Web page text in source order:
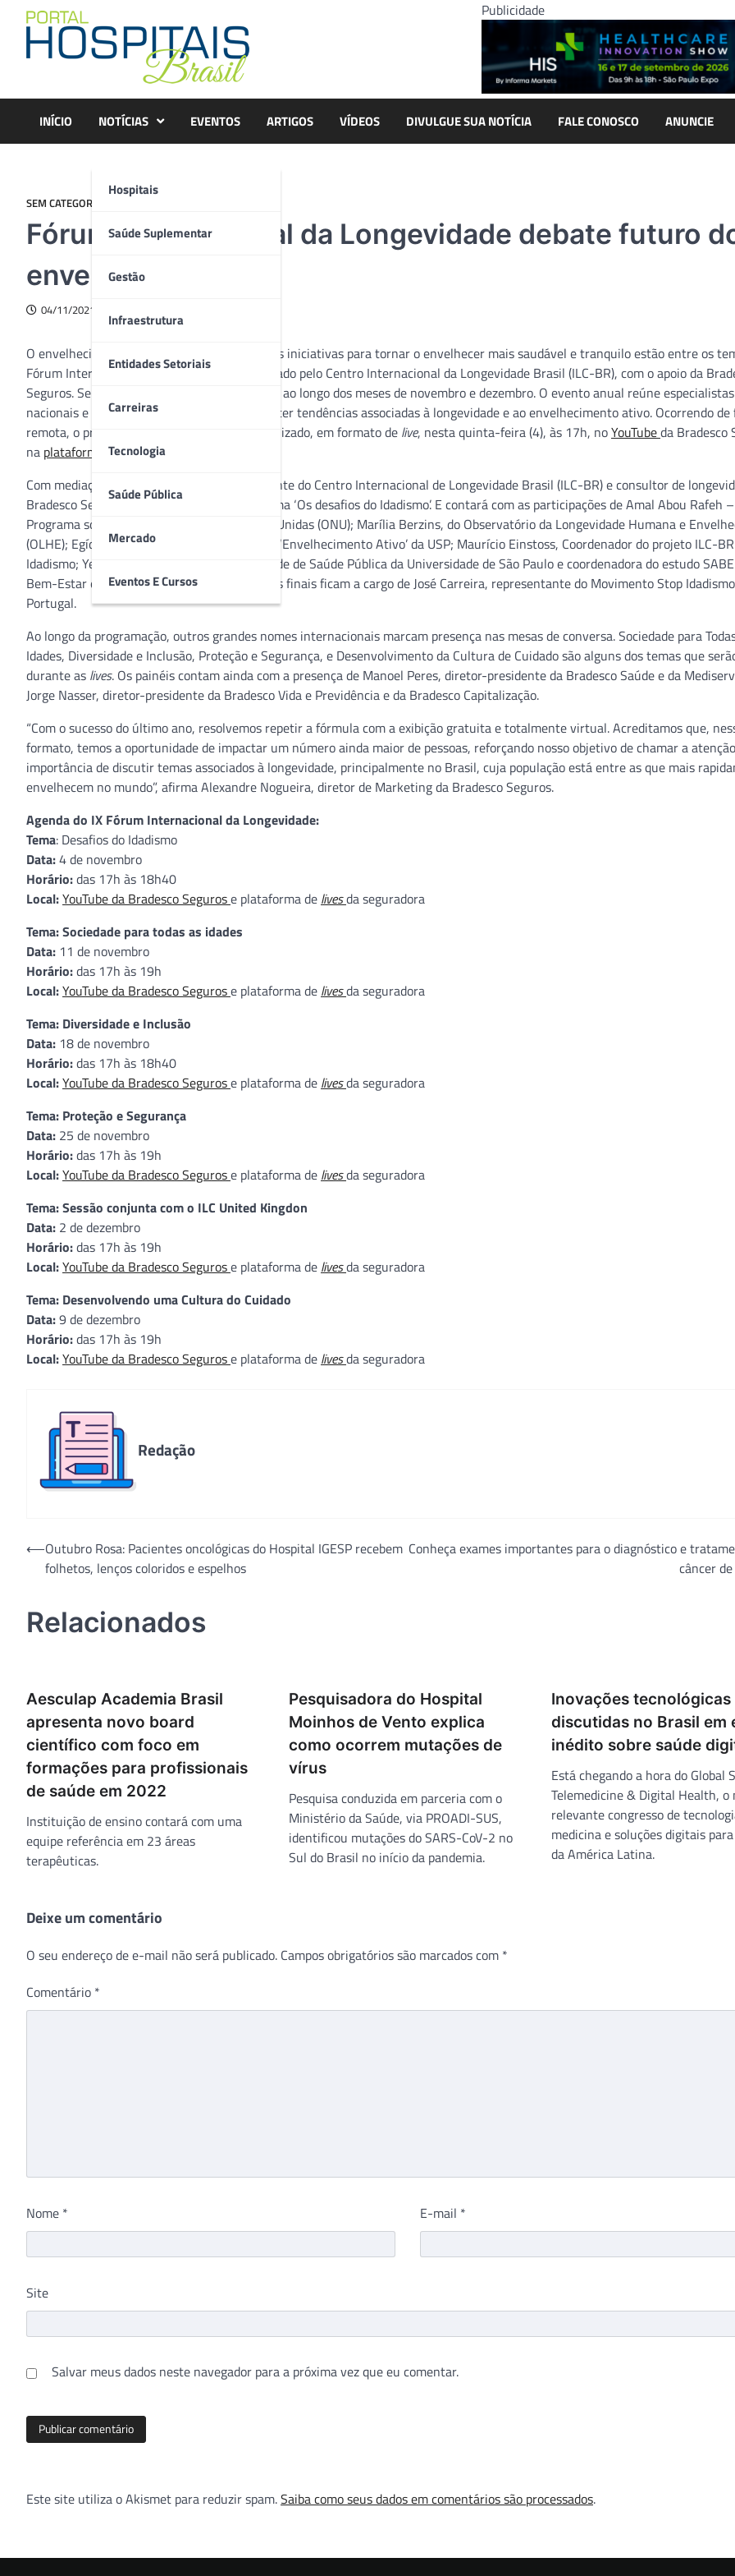
content
Publicidade
INÍCIO NOTÍCIAS
Hospitais
Saúde Suplementar
Gestão
Infraestrutura
Entidades Setoriais
Carreiras
Tecnologia
Saúde Pública
Mercado
Eventos E Cursos
EVENTOS ARTIGOS VÍDEOS DIVULGUE SUA NOTÍCIA FALE CONOSCO ANUNCIE
SEM CATEGORIA
Fórum Internacional da Longevidade debate futuro
envelhecimento
04/11/2021
O envelhecimento da população brasileira e as iniciativas para tornar o envelhecer mais saudável e tranquilo estão entre os
Fórum Internacional da Longevidade, organizado pelo Centro Internacional da Longevidade Brasil (ILC-BR), com o apoio da
Seguros. Serão seis módulos, um por semana, ao longo dos meses de novembro e dezembro. O evento anual reúne especialistas
nacionais e internacionais do setor para debater tendências associadas à longevidade e ao envelhecimento ativo. Ocorrendo
remota, o primeiro módulo do Fórum será realizado, em formato de live, nesta quinta-feira (4), às 17h, noYouTubeda Bradesco
na plataforma delivesda seguradora.
Com mediação de Alexandre Kalache, presidente do Centro Internacional de Longevidade Brasil (ILC-BR) e consultor de
Bradesco Seguros, o evento estreia com o tema ‘Os desafios do Idadismo’. E contará com as participações de Amal Abou Rafeh
Programa sobre Envelhecimento das Nações Unidas (ONU); Marília Berzins, do Observatório da Longevidade Humana e
(OLHE); Egídio Dórea, coordenador do projeto ‘Envelhecimento Ativo’ da USP; Maurício Einstoss, Coordenador do projeto ILC-
Idadismo; Yeda Duarte, professora da Faculdade de Saúde Pública da Universidade de São Paulo e coordenadora do estudo
Bem-Estar e Envelhecimento. Os comentários finais ficam a cargo de José Carreira, representante do Movimento Stop
Portugal.
Ao longo da programação, outros grandes nomes internacionais marcam presença nas mesas de conversa. Sociedade para
Idades, Diversidade e Inclusão, Proteção e Segurança, e Desenvolvimento da Cultura de Cuidado são alguns dos temas que
durante as lives. Os painéis contam ainda com a presença de Manoel Peres, diretor-presidente da Bradesco Saúde e da
Jorge Nasser, diretor-presidente da Bradesco Vida e Previdência e da Bradesco Capitalização.
“Com o sucesso do último ano, resolvemos repetir a fórmula com a exibição gratuita e totalmente virtual. Acreditamos que,
formato, temos a oportunidade de impactar um número ainda maior de pessoas, reforçando nosso objetivo de chamar a
importância de discutir temas associados à longevidade, principalmente no Brasil, cuja população está entre as que mais
envelhecem no mundo”, afirma Alexandre Nogueira, diretor de Marketing da Bradesco Seguros.
Agenda do IX Fórum Internacional da Longevidade:
Tema: Desafios do Idadismo
Data:4 de novembro
Horário:das 17h às 18h40
Local:YouTube da Bradesco Segurose plataforma de livesda seguradora
Tema: Sociedade para todas as idades
Data: 11 de novembro
Horário:das 17h às 19h
Local:YouTube da Bradesco Segurose plataforma de livesda seguradora
Tema: Diversidade e Inclusão
Data: 18 de novembro
Horário:das 17h às 18h40
Local:YouTube da Bradesco Segurose plataforma de livesda seguradora
Tema: Proteção e Segurança
Data: 25 de novembro
Horário:das 17h às 19h
Local:YouTube da Bradesco Segurose plataforma de livesda seguradora
Tema: Sessão conjunta com o ILC United Kingdon
Data: 2 de dezembro
Horário:das 17h às 19h
Local:YouTube da Bradesco Segurose plataforma de livesda seguradora
Tema: Desenvolvendo uma Cultura do Cuidado
Data:9 de dezembro
Horário:das 17h às 19h
Local:YouTube da Bradesco Segurose plataforma de livesda seguradora
Redação
Navegação
⟵Outubro Rosa: Pacientes oncológicas do Hospital IGESP recebem
folhetos, lenços coloridos e espelhos
Conheça exames importantes para o diagnóstico e
câncer
Relacionados
Aesculap Academia Brasil
apresenta novo board
científico com foco em
formações para profissionais
de saúde em 2022
Instituição de ensino contará com uma
equipe referência em 23 áreas
terapêuticas.
Pesquisadora do Hospital
Moinhos de Vento explica
como ocorrem mutações de
vírus
Pesquisa conduzida em parceria com o
Ministério da Saúde, via PROADI-SUS,
identificou mutações do SARS-CoV-2 no
Sul do Brasil no início da pandemia.
Inovações tecnológicas
discutidas no Brasil em
inédito sobre saúde
Está chegando a hora do Global
Telemedicine & Digital Health, o
relevante congresso de
medicina e soluções digitais
da América Latina.
Deixe um comentário
O seu endereço de e-mail não será publicado. Campos obrigatórios são marcados com *
Comentário *
Nome * E-mail *
Site
Salvar meus dados neste navegador para a próxima vez que eu comentar.
Este site utiliza o Akismet para reduzir spam.Saiba como seus dados em comentários são processados.